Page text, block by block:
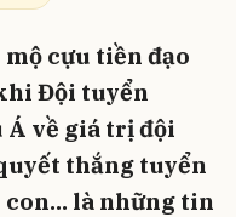
cựu tiền đạo
Đội tuyển
Á về giá trị đội
thắng tuyển
là những tin